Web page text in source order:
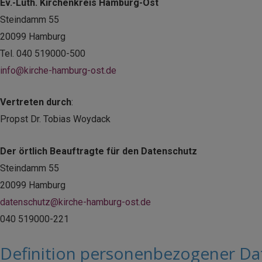
Ev.-Luth. Kirchenkreis Hamburg-Ost
Steindamm 55
20099 Hamburg
Tel. 040 519000-500
info@kirche-hamburg-ost.de
Vertreten durch:
Propst Dr. Tobias Woydack
Der örtlich Beauftragte für den Datenschutz
Steindamm 55
20099 Hamburg
datenschutz@kirche-hamburg-ost.de
040 519000-221
Definition personenbezogener